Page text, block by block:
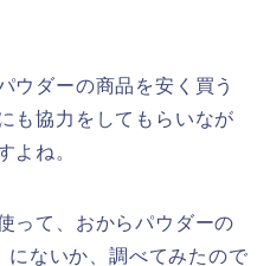
ウダーの商品を安く買う
も協力をしてもらいなが
よね。
って、おからパウダーの
ないか、調べてみたので